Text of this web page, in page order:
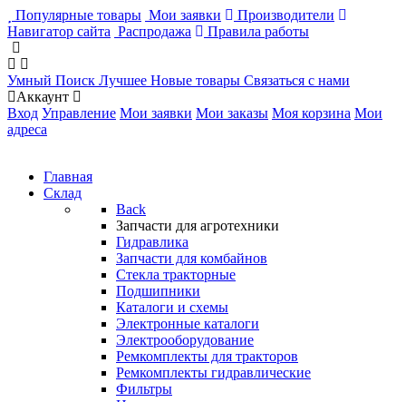
Популярные товары Мои заявки
Производители
Навигатор сайта Распродажа Правила работы
Умный Поиск Лучшее Новые товары Связаться с нами
Аккаунт
Вход Управление Мои заявки Мои заказы Моя корзина Мои
адреса
Главная
Склад
Back
Запчасти для агротехники
Гидравлика
Запчасти для комбайнов
Стекла тракторные
Подшипники
Каталоги и схемы
Электронные каталоги
Электрооборудование
Ремкомплекты для тракторов
Ремкомплекты гидравлические
Фильтры